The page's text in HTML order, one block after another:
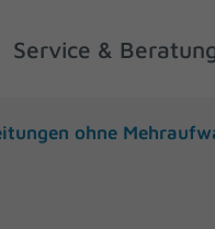
Service &
ohne